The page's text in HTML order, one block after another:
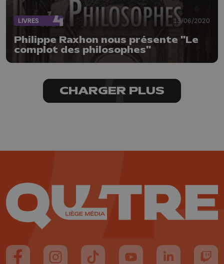
LIVRES 13/06/2020
Philippe Raxhon nous présente "Le
complot des philosophes"
CHARGER PLUS